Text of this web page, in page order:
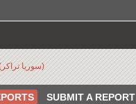
SUBMIT A REPORT